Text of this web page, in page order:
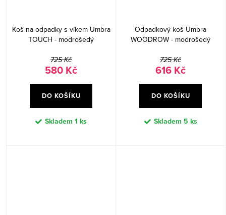
Koš na odpadky s víkem Umbra
TOUCH - modrošedý
725 Kč
580 Kč
DO KOŠÍKU
Skladem 1 ks
Odpadkový koš Umbra
WOODROW - modrošedý
725 Kč
616 Kč
DO KOŠÍKU
Skladem 5 ks